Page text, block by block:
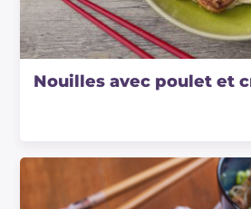
Nouilles avec poulet et